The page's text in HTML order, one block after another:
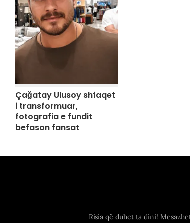
Çağatay Ulusoy shfaqet
i transformuar,
fotografia e fundit
befason fansat
Risia që duhet ta dini!